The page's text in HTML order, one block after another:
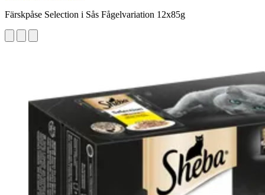
Färskpåse Selection i Sås Fågelvariation 12x85g